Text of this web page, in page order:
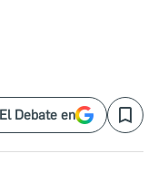
Debate en Save